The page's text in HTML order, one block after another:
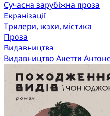
Сучасна зарубіжна проза
Екранізації
Трилери, жахи, містика
Проза
Видавництва
Видавництво Анетти